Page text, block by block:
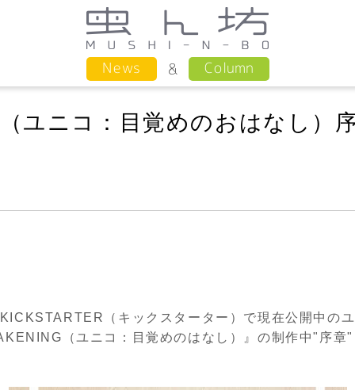
News Column
ユニコ：目覚めのおはなし）
（キックスターター）で現在公開中の
（ユニコ：目覚めのはなし）
』の制作中" 序章"